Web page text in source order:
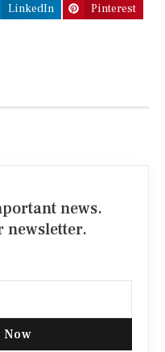
LinkedIn
Pinterest
news.
newsletter.
Now